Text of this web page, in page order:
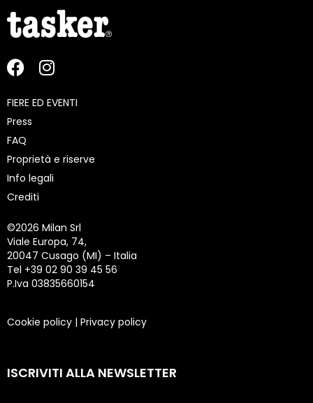
FIERE ED EVENTI
Press
FAQ
Proprietà e riserve
Info legali
Crediti
©2026 Milan Srl
Viale Europa, 74,
20047 Cusago (MI) – Italia
Tel +39 02 90 39 45 56
P.Iva 03835660154
Cookie policy | Privacy policy
ISCRIVITI ALLA NEWSLETTER